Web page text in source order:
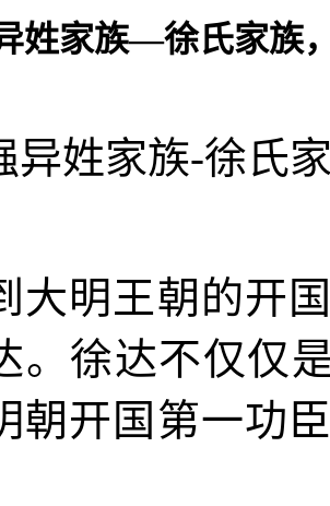
姓家族—徐氏家族
异姓家族-徐氏
大明王朝的开
。徐达不仅仅
朝开国第一功